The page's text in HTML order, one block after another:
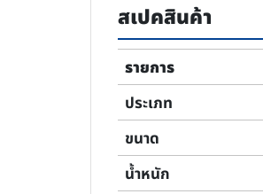
สเปคสินค้า
รายการ
ประเภท
ขนาด
น้ำหนัก